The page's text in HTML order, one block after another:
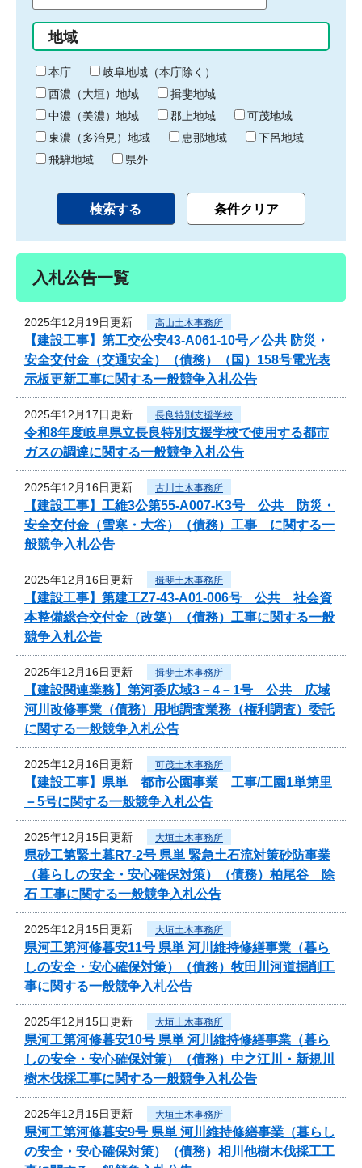
始
り
間
終
わ
り
地域
本庁
岐阜地域（本庁除く）
西濃（大垣）地域
揖斐地域
中濃（美濃）地域
郡上地域
可茂地域
東濃（多治見）地域
恵那地域
下呂地域
飛騨地域
県外
入札公告一覧
2025年12月19日更新 高山土木事務所
【建設工事】第工交公安43-A061-10号／公共 防災・
安全交付金（交通安全）（債務）（国）158号電光表
示板更新工事に関する一般競争入札公告
2025年12月17日更新 長良特別支援学校
令和8年度岐阜県立長良特別支援学校で使用する都市
ガスの調達に関する一般競争入札公告
2025年12月16日更新 古川土木事務所
【建設工事】工維3公第55-A007-K3号 公共 防災・
安全交付金（雪寒・大谷）（債務）工事 に関する一
般競争入札公告
2025年12月16日更新 揖斐土木事務所
【建設工事】第建工Z7-43-A01-006号 公共 社会資
本整備総合交付金（改築）（債務）工事に関する一般
競争入札公告
2025年12月16日更新 揖斐土木事務所
【建設関連業務】第河委広域3－4－1号 公共 広域
河川改修事業（債務）用地調査業務（権利調査）委託
に関する一般競争入札公告
2025年12月16日更新 可茂土木事務所
【建設工事】県単 都市公園事業 工事/工園1単第里
－5号に関する一般競争入札公告
2025年12月15日更新 大垣土木事務所
県砂工第緊土暮R7-2号 県単 緊急土石流対策砂防事業
（暮らしの安全・安心確保対策）（債務）柏尾谷 除
石 工事に関する一般競争入札公告
2025年12月15日更新 大垣土木事務所
県河工第河修暮安11号 県単 河川維持修繕事業（暮ら
しの安全・安心確保対策）（債務）牧田川河道掘削工
事に関する一般競争入札公告
2025年12月15日更新 大垣土木事務所
県河工第河修暮安10号 県単 河川維持修繕事業（暮ら
しの安全・安心確保対策）（債務）中之江川・新規川
樹木伐採工事に関する一般競争入札公告
2025年12月15日更新 大垣土木事務所
県河工第河修暮安9号 県単 河川維持修繕事業（暮らし
の安全・安心確保対策）（債務）相川他樹木伐採工工